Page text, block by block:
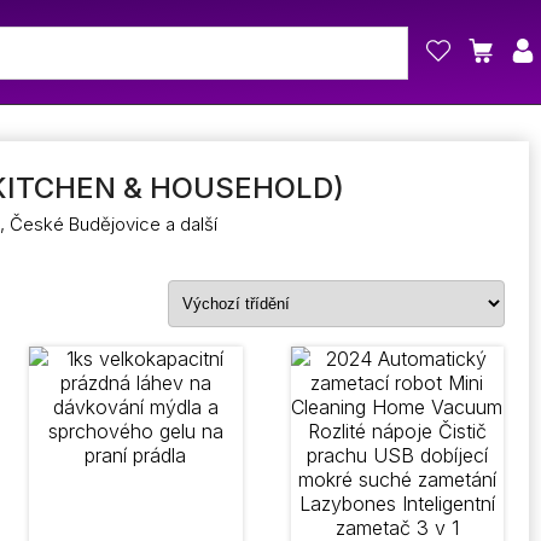
& HOUSEHOLD)
České Budějovice a další